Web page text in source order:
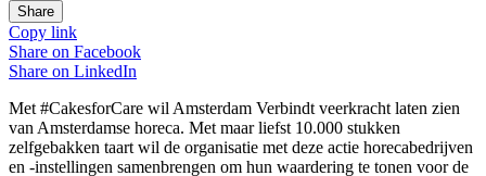
Share
Copy link
Share on Facebook
Share on LinkedIn
Met #CakesforCare wil Amsterdam Verbindt veerkracht laten zien
van Amsterdamse horeca. Met maar liefst 10.000 stukken
zelfgebakken taart wil de organisatie met deze actie horecabedrijven
en -instellingen samenbrengen om hun waardering te tonen voor de